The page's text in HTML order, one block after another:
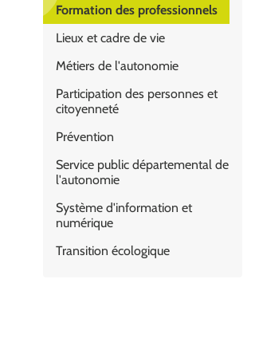
Formation des professionnels
Lieux et cadre de vie
Métiers de l'autonomie
Participation des personnes et
citoyenneté
Prévention
Service public départemental de
l'autonomie
Système d'information et
numérique
Transition écologique